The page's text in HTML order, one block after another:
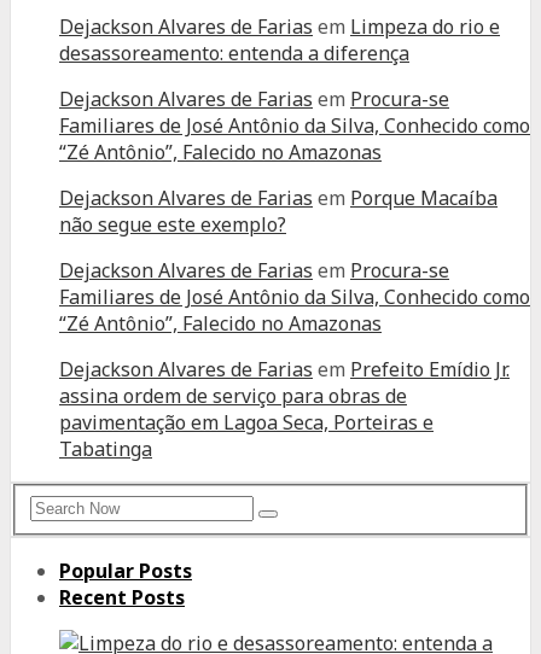
Dejackson Alvares de Farias em Limpeza do rio e
desassoreamento: entenda a diferença
Dejackson Alvares de Farias em Procura-se
Familiares de José Antônio da Silva, Conhecido como
“Zé Antônio”, Falecido no Amazonas
Dejackson Alvares de Farias em Porque Macaíba
não segue este exemplo?
Dejackson Alvares de Farias em Procura-se
Familiares de José Antônio da Silva, Conhecido como
“Zé Antônio”, Falecido no Amazonas
Dejackson Alvares de Farias em Prefeito Emídio Jr.
assina ordem de serviço para obras de
pavimentação em Lagoa Seca, Porteiras e
Tabatinga
Search
for:
Search
Popular Posts
Recent Posts